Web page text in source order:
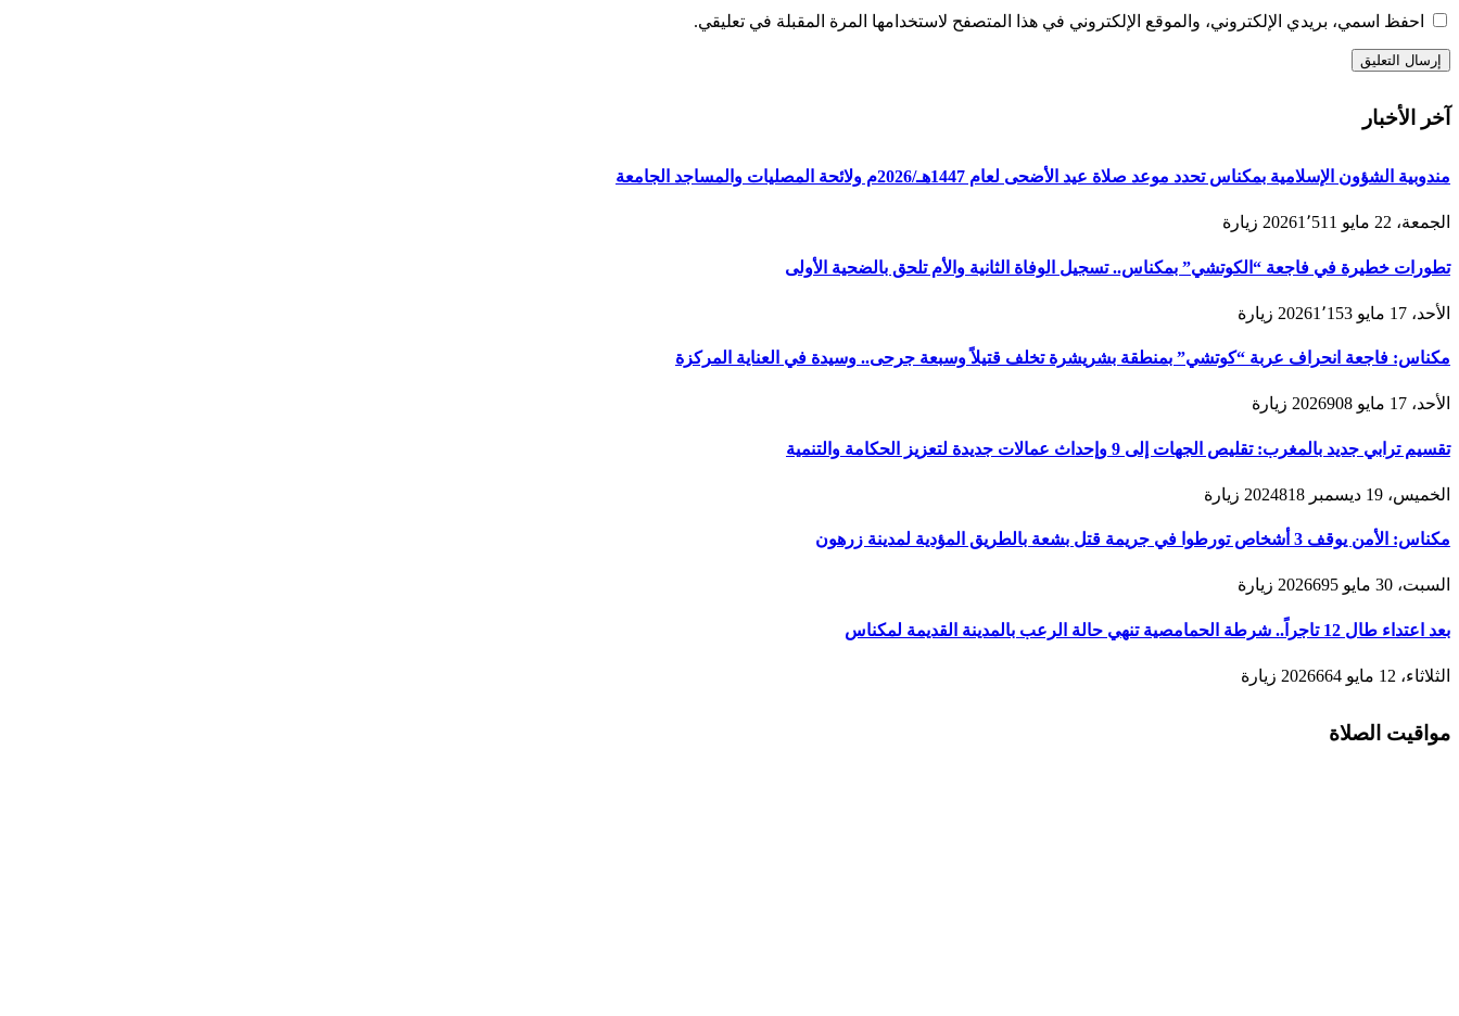
احفظ اسمي، بريدي الإلكتروني، والموقع الإلكتروني في هذا المتصفح لاستخدامها المرة المقبلة في تعليقي.
آخر الأخبار
مندوبية الشؤون الإسلامية بمكناس تحدد موعد صلاة عيد الأضحى لعام 1447هـ/2026م ولائحة المصليات والمساجد الجامعة
الجمعة، 22 مايو 2026 1٬511 زيارة
تطورات خطيرة في فاجعة “الكوتشي” بمكناس.. تسجيل الوفاة الثانية والأم تلحق بالضحية الأولى
الأحد، 17 مايو 2026 1٬153 زيارة
مكناس: فاجعة انحراف عربة “كوتشي” بمنطقة بشريشرة تخلف قتيلاً وسبعة جرحى.. وسيدة في العناية المركزة
الأحد، 17 مايو 2026 908 زيارة
تقسيم ترابي جديد بالمغرب: تقليص الجهات إلى 9 وإحداث عمالات جديدة لتعزيز الحكامة والتنمية
الخميس، 19 ديسمبر 2024 818 زيارة
مكناس: الأمن يوقف 3 أشخاص تورطوا في جريمة قتل بشعة بالطريق المؤدية لمدينة زرهون
السبت، 30 مايو 2026 695 زيارة
بعد اعتداء طال 12 تاجراً.. شرطة الحمامصية تنهي حالة الرعب بالمدينة القديمة لمكناس
الثلاثاء، 12 مايو 2026 664 زيارة
مواقيت الصلاة